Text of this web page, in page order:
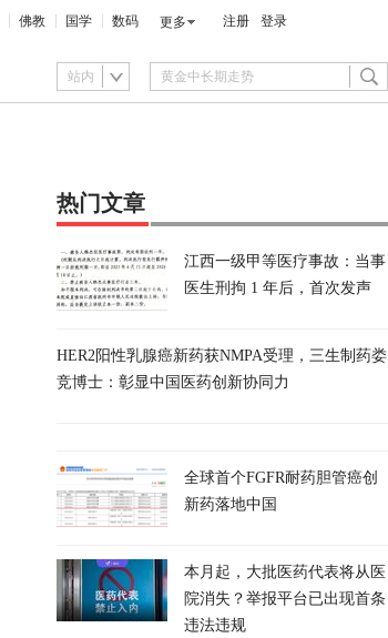
佛教 国学 数码 更多 注册 登录
站内
热门文章
江西一级甲等医疗事故：当事
医生刑拘 1 年后，首次发声
HER2阳性乳腺癌新药获NMPA受理，三生制药娄
竞博士：彰显中国医药创新协同力
全球首个FGFR耐药胆管癌创
新药落地中国
本月起，大批医药代表将从医
院消失？举报平台已出现首条
违法违规